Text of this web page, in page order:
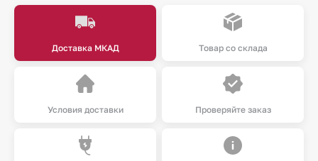
Доставка МКАД Товар со склада
Условия доставки Проверяйте заказ